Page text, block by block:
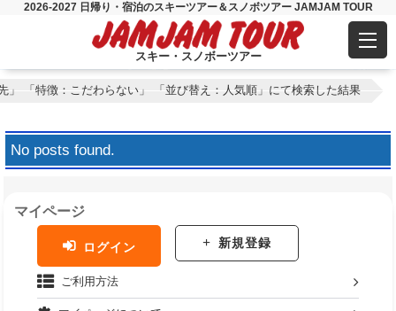
2026-2027 日帰り・宿泊のスキーツアー＆スノボツアー JAMJAM TOUR
スキー・スノボーツアー
「特徴：こだわらない」 「並び替え：人気順」にて検索した結果
No posts found.
マイページ
ログイン 新規登録
ご利用方法